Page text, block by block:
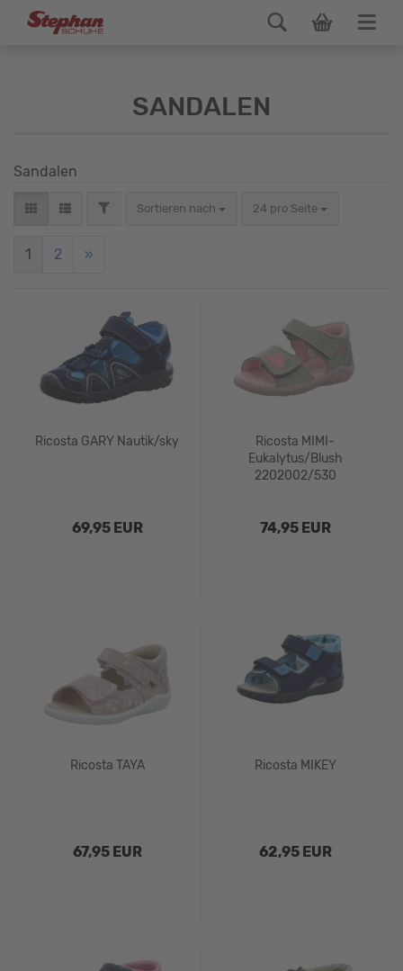
SANDALEN
Sandalen
Sortieren nach 24 pro Seite
1 2 »
Ricosta GARY Nautik/sky
69,95 EUR
Ricosta MIMI-
Eukalytus/Blush
2202002/530
74,95 EUR
Ricosta TAYA
67,95 EUR
Ricosta MIKEY
62,95 EUR